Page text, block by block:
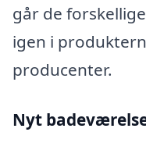
går de
igen i
producenter.
Nyt